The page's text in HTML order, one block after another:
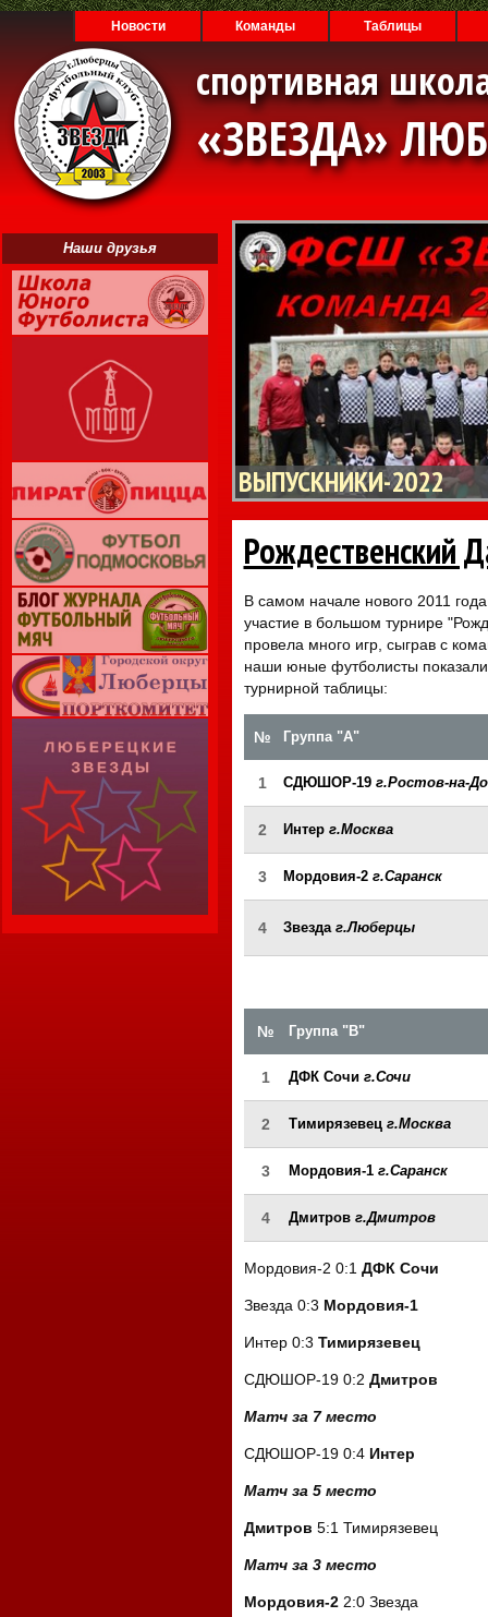
Новости Команды Таблицы
спортивная
«ЗВЕЗДА»
Наши друзья
ВЫПУСКНИКИ-2022
Рождественский
В самом начале нового 2011
участие в большом турнире
провела много игр, сыграв с
наши юные футболисты
турнирной таблицы:
№ Группа "А"
1 СДЮШОР-19 г.Ростов-на-
2 Интер г.Москва
3 Мордовия-2 г.Саранск
4 Звезда г.Люберцы
№ Группа "В"
1 ДФК Сочиг.Сочи
2 Тимирязевец г.Москва
3 Мордовия-1 г.Саранск
4 Дмитров г.Дмитров
Мордовия-2 0:1 ДФК Сочи
Звезда 0:3 Мордовия-1
Интер 0:3 Тимирязевец
СДЮШОР-19 0:2 Дмитров
Матч за 7 место
СДЮШОР-19 0:4 Интер
Матч за 5 место
Дмитров 5:1 Тимирязевец
Матч за 3 место
Мордовия-22:0 Звезда